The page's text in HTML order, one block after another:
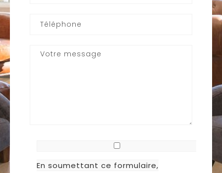
En soumettant ce formulaire,